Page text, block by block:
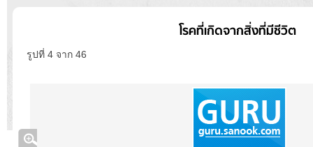
โรคที่เกิดจากสิ่งที่มีชีวิต
รูปที่ 4 จาก 46